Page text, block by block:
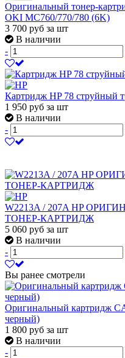
Оригинальный тонер-
OKI MC760/770/780 (6K)
3 700 руб за шт
В наличии
-
Картридж HP 78 струйный
1 950 руб за шт
В наличии
-
W2213A / 207A HP
ТОНЕР-КАРТРИДЖ
5 060 руб за шт
В наличии
-
Вы ранее смотрели
Оригинальный картридж
черный)
1 800 руб за шт
В наличии
-